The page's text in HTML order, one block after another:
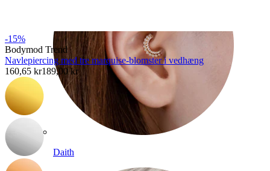
Daith
-15%
Bodymod Trend
Navlepiercing med tre marquise-blomster i vedhæng
160,65 kr189,00 kr